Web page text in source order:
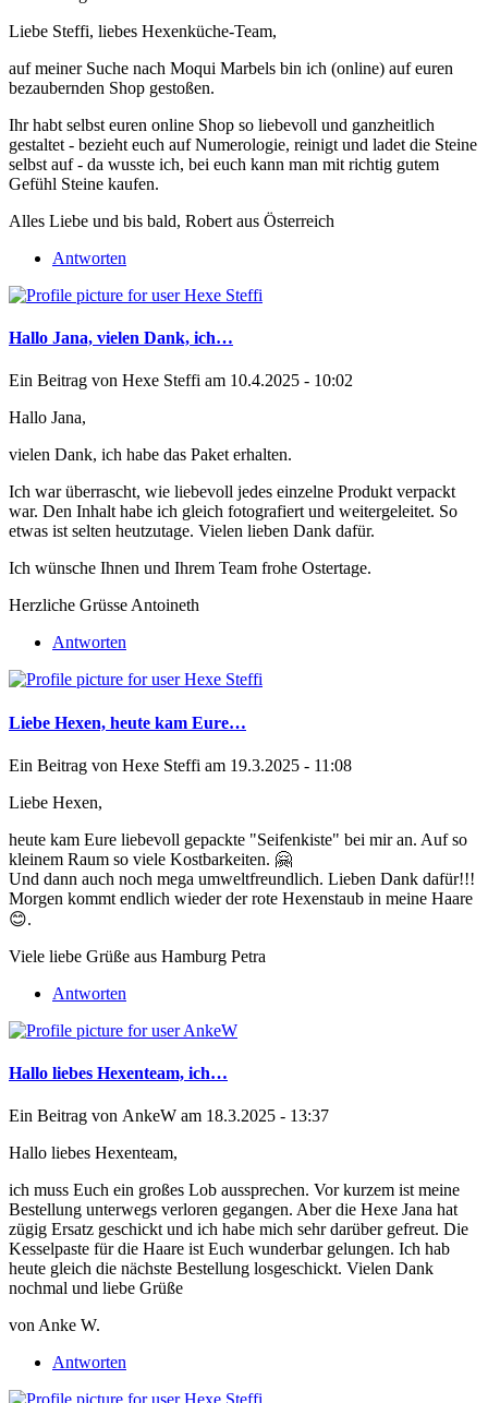
Liebe Steffi, liebes Hexenküche-Team,
auf meiner Suche nach Moqui Marbels bin ich (online) auf euren
bezaubernden Shop gestoßen.
Ihr habt selbst euren online Shop so liebevoll und ganzheitlich
gestaltet - bezieht euch auf Numerologie, reinigt und ladet die Steine
selbst auf - da wusste ich, bei euch kann man mit richtig gutem
Gefühl Steine kaufen.
Alles Liebe und bis bald, Robert aus Österreich
Antworten
Hallo Jana, vielen Dank, ich…
Ein Beitrag von Hexe Steffi am 10.4.2025 - 10:02
Hallo Jana,
vielen Dank, ich habe das Paket erhalten.
Ich war überrascht, wie liebevoll jedes einzelne Produkt verpackt
war. Den Inhalt habe ich gleich fotografiert und weitergeleitet. So
etwas ist selten heutzutage. Vielen lieben Dank dafür.
Ich wünsche Ihnen und Ihrem Team frohe Ostertage.
Herzliche Grüsse Antoineth
Antworten
Liebe Hexen, heute kam Eure…
Ein Beitrag von Hexe Steffi am 19.3.2025 - 11:08
Liebe Hexen,
heute kam Eure liebevoll gepackte "Seifenkiste" bei mir an. Auf so
kleinem Raum so viele Kostbarkeiten. 🤗
Und dann auch noch mega umweltfreundlich. Lieben Dank dafür!!!
Morgen kommt endlich wieder der rote Hexenstaub in meine Haare
😊.
Viele liebe Grüße aus Hamburg Petra
Antworten
Hallo liebes Hexenteam, ich…
Ein Beitrag von AnkeW am 18.3.2025 - 13:37
Hallo liebes Hexenteam,
ich muss Euch ein großes Lob aussprechen. Vor kurzem ist meine
Bestellung unterwegs verloren gegangen. Aber die Hexe Jana hat
zügig Ersatz geschickt und ich habe mich sehr darüber gefreut. Die
Kesselpaste für die Haare ist Euch wunderbar gelungen. Ich hab
heute gleich die nächste Bestellung losgeschickt. Vielen Dank
nochmal und liebe Grüße
von Anke W.
Antworten